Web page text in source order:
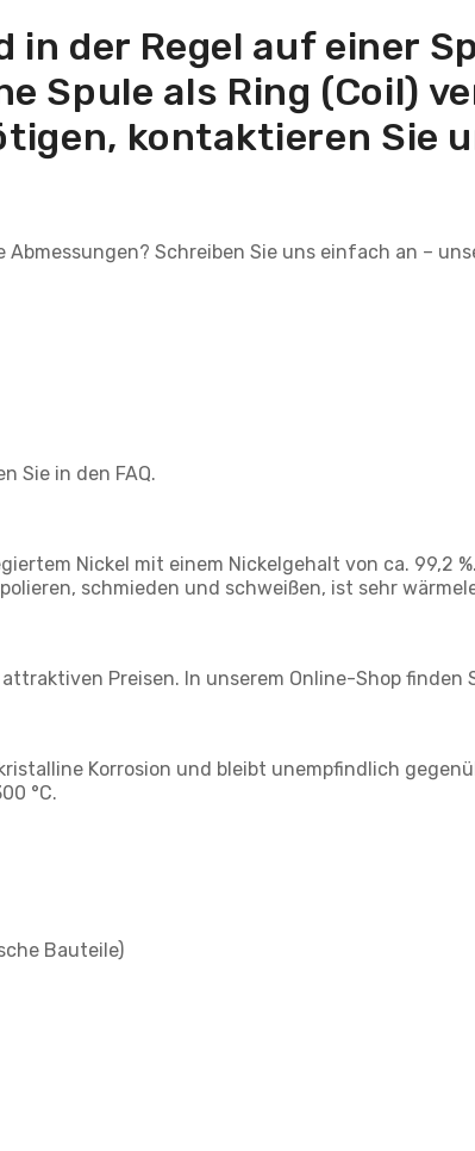
in der Regel auf einer
Spule als Ring (Coil)
kontaktieren Sie
Schreiben Sie uns einfach an –
Sie in den FAQ.
Nickel mit einem Nickelgehalt von ca. 99,2
schmieden und schweißen, ist sehr
Preisen. In unserem Online-Shop
Korrosion und bleibt unempfindlich
°C.
Bauteile)